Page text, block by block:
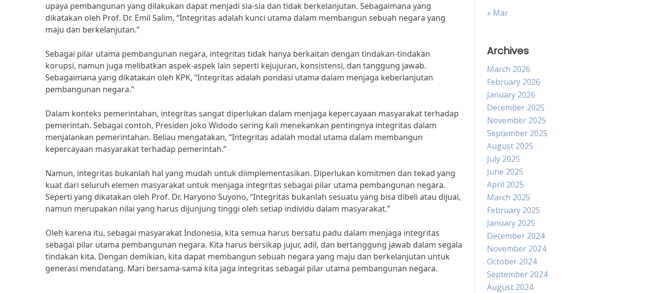
upaya pembangunan yang dilakukan dapat menjadi sia-sia dan tidak berkelanjutan. Sebagaimana yang
dikatakan oleh Prof. Dr. Emil Salim, “Integritas adalah kunci utama dalam membangun sebuah negara yang
maju dan berkelanjutan.”
Sebagai pilar utama pembangunan negara, integritas tidak hanya berkaitan dengan tindakan-tindakan
korupsi, namun juga melibatkan aspek-aspek lain seperti kejujuran, konsistensi, dan tanggung jawab.
Sebagaimana yang dikatakan oleh KPK, “Integritas adalah pondasi utama dalam menjaga keberlanjutan
pembangunan negara.”
Dalam konteks pemerintahan, integritas sangat diperlukan dalam menjaga kepercayaan masyarakat terhadap
pemerintah. Sebagai contoh, Presiden Joko Widodo sering kali menekankan pentingnya integritas dalam
menjalankan pemerintahan. Beliau mengatakan, “Integritas adalah modal utama dalam membangun
kepercayaan masyarakat terhadap pemerintah.”
Namun, integritas bukanlah hal yang mudah untuk diimplementasikan. Diperlukan komitmen dan tekad yang
kuat dari seluruh elemen masyarakat untuk menjaga integritas sebagai pilar utama pembangunan negara.
Seperti yang dikatakan oleh Prof. Dr. Haryono Suyono, “Integritas bukanlah sesuatu yang bisa dibeli atau dijual,
namun merupakan nilai yang harus dijunjung tinggi oleh setiap individu dalam masyarakat.”
Oleh karena itu, sebagai masyarakat Indonesia, kita semua harus bersatu padu dalam menjaga integritas
sebagai pilar utama pembangunan negara. Kita harus bersikap jujur, adil, dan bertanggung jawab dalam segala
tindakan kita. Dengan demikian, kita dapat membangun sebuah negara yang maju dan berkelanjutan untuk
generasi mendatang. Mari bersama-sama kita jaga integritas sebagai pilar utama pembangunan negara.
« Mar
Archives
March 2026
February 2026
January 2026
December 2025
November 2025
September 2025
August 2025
July 2025
June 2025
April 2025
March 2025
February 2025
January 2025
December 2024
November 2024
October 2024
September 2024
August 2024